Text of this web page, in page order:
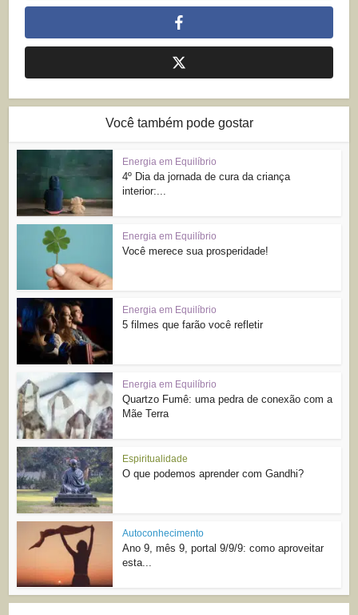
Você também pode gostar
Energia em Equilíbrio
4º Dia da jornada de cura da criança
interior:...
Energia em Equilíbrio
Você merece sua prosperidade!
Energia em Equilíbrio
5 filmes que farão você refletir
Energia em Equilíbrio
Quartzo Fumê: uma pedra de conexão com a
Mãe Terra
Espiritualidade
O que podemos aprender com Gandhi?
Autoconhecimento
Ano 9, mês 9, portal 9/9/9: como aproveitar
esta...